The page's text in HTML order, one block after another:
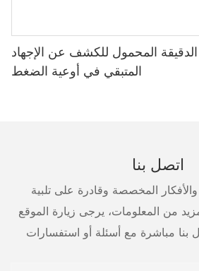
الدقيقة المحمول للكشف عن الإجهاد
المتبقي في أوعية الضغط
اتصل بنا
المخصصة وقادرة على تلبية
من المعلومات، يرجى زيارة الموقع